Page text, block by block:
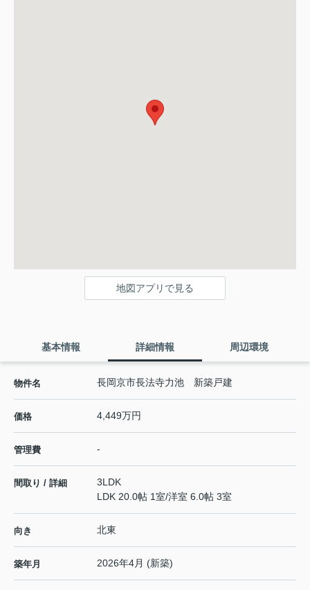
地図アプリで見る
基本情報 詳細情報 周辺環境
物件名 長岡京市長法寺力池 新築戸建
価格 4,449万円
管理費 -
間取り / 詳細
3LDK
LDK 20.0帖 1室/洋室 6.0帖 3室
向き 北東
築年月 2026年4月 (新築)